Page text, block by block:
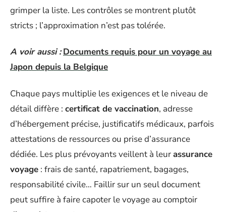
grimper la liste. Les contrôles se montrent plutôt
stricts ; l’approximation n’est pas tolérée.
A voir aussi : Documents requis pour un voyage au
Japon depuis la Belgique
Chaque pays multiplie les exigences et le niveau de
détail diffère : certificat de vaccination, adresse
d’hébergement précise, justificatifs médicaux, parfois
attestations de ressources ou prise d’assurance
dédiée. Les plus prévoyants veillent à leurassurance
voyage : frais de santé, rapatriement, bagages,
responsabilité civile… Faillir sur un seul document
peut suffire à faire capoter le voyage au comptoir